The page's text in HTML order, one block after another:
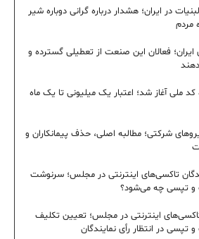
در ایران؛ هشدار درباره گرانی دوباره شیر
مردم
فعالان این صنعت از تعطیلی گسترده و
ملی آغاز شد؛ اعتبار یک میلیونی تا یک ماه
شرکتی؛ مطالبه اصلی، حذف پیمانکاران و
تاکسی‌های اینترنتی در مجلس؛ سرنوشت
تپسی چه می‌شود؟
تاکسی‌های اینترنتی در مجلس؛ تعیین تکلیف
در انتظار رأی نمایندگان